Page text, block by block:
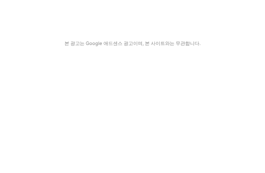
본 광고는 Google 애드센스 광고이며, 본 사이트와는 무관합니다.